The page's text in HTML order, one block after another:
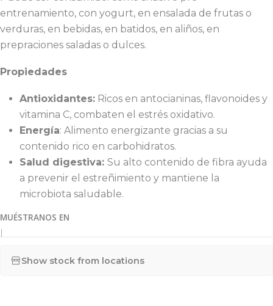
entrenamiento, con yogurt, en ensalada de frutas o
verduras, en bebidas, en batidos, en aliños, en
prepraciones saladas o dulces.
Propiedades
Antioxidantes: Ricos en antocianinas, flavonoides y
vitamina C, combaten el estrés oxidativo.
Energía: Alimento energizante gracias a su
contenido rico en carbohidratos.
Salud digestiva: Su alto contenido de fibra ayuda
a prevenir el estreñimiento y mantiene la
microbiota saludable.
MUÉSTRANOS EN
|
Show stock from locations